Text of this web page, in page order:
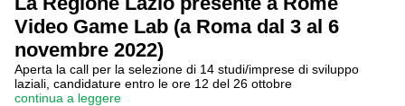
Video Game Lab (a Roma dal 3 al 6
novembre 2022)
Aperta la call per la selezione di 14 studi/imprese di sviluppo
laziali, candidature entro le ore 12 del 26 ottobre
continua a leggere